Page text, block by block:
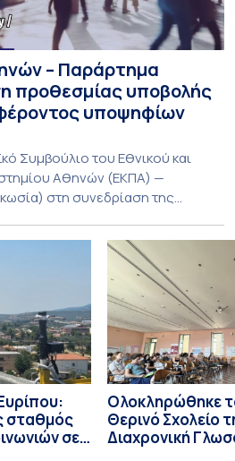
– Παράρτημα
προθεσμίας υποβολής
υποψηφίων
Συμβούλιο του Εθνικού και
Αθηνών (ΕΚΠΑ) —
στη συνεδρίαση της
υποβολής εκδήλωσης
σε Προγράμματα Σπουδών,
μας στο Παράρτημα Κύπρου
2027, έως τη Δευτέρα 31
σταθμός
σε
Ολοκληρώθηκε
Θερινό Σχολείο
Διαχρονική